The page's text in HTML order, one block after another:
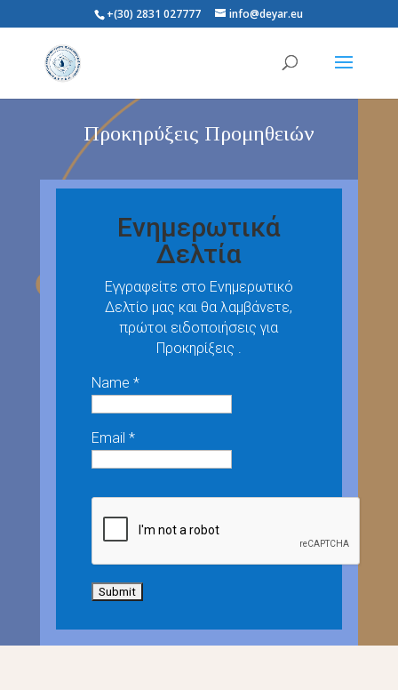
+(30) 2831 027777 info@deyar.eu
Προκηρύξεις Προμηθειών
Ενημερωτικά
Δελτία
Εγγραφείτε στο Ενημερωτικό
Δελτίο μας και θα λαμβάνετε,
πρώτοι ειδοποιήσεις για
Προκηρίξεις .
Name *
Email *